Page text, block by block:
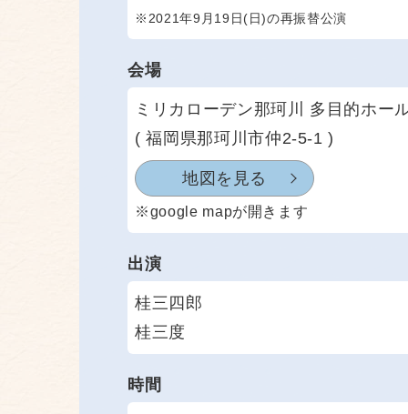
※2021年9月19日(日)の再振替公演
会場
ミリカローデン那珂川 多目的ホー
( 福岡県那珂川市仲2-5-1 )
地図を見る
※google mapが開きます
出演
桂三四郎
桂三度
時間